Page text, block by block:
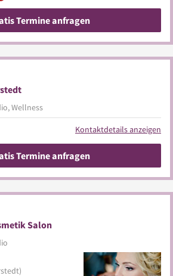
Termine anfragen
Wellness
Kontaktdetails anzeigen
Termine anfragen
Salon